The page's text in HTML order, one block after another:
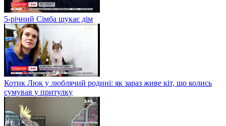
5-річний Сімба шукає дім
Котик Люк у люблячий родині: як зараз живе кіт, що колись
сумував у притулку